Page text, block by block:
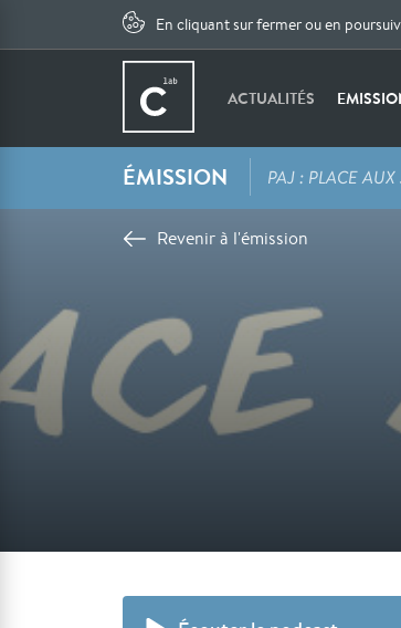
En cliquant sur fermer ou en
ACTUALITÉS
ÉMISSION PAJ : PLACE AUX
Revenir à l'émission